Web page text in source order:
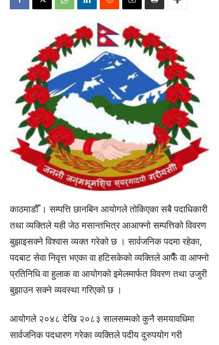
काठमाडौँ । सम्पत्ति छानबिन आयोगले तोकिएका सबै पदाधिकारी
तथा व्यक्तिले यही जेठ मसान्तभित्र आआफ्नो सम्पत्तिको विवरण
बुझाइसक्ने विश्वास व्यक्त गरेको छ । सार्वजनिक पदमा रहेका,
पदबाट सेवा निवृत्त भएका वा हटिसकेको व्यक्तिले आफैँ वा आफ्नो
प्रतिनिधि वा हुलाक वा आयोगको इमेलमार्फत विवरण तथा उजुरी
बुझाउन सक्ने व्यवस्था गरिएको छ ।
आयोगले २०४८ देखि २०८३ सालसम्मको कुनै समयावधिमा
सार्वजनिक पदधारण गरेका व्यक्तिले पदीय दुरुपयोग गरी